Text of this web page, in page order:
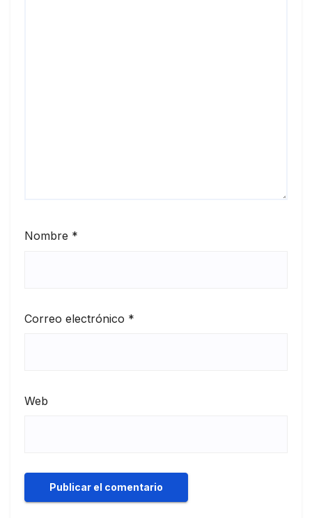
Nombre *
Correo electrónico *
Web